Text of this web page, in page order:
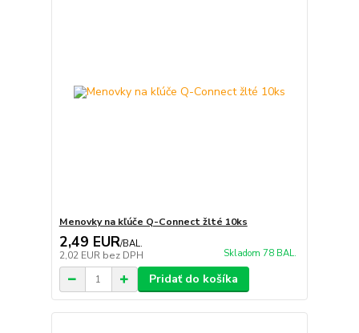
Menovky na kľúče Q-Connect žlté 10ks
2,49 EUR/BAL.
2,02 EUR bez DPH Skladom 78 BAL.
Pridať do košíka